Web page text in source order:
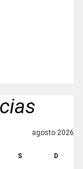
agosto 2026
S D